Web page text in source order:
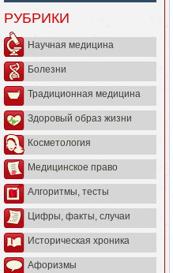
РУБРИКИ
Научная медицина
Болезни
Традиционная медицина
Здоровый образ жизни
Косметология
Медицинское право
Алгоритмы, тесты
Цифры, факты, случаи
Историческая хроника
Афоризмы